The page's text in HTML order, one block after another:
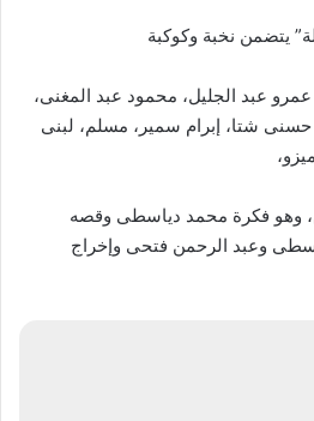
يتضمن نخبة وكوكبة
عبد الجليل، محمود عبد المغنى،
شتا، إبرام سمير، مسلم، لبنى
وهو فكرة محمد دياسطى وقصه
وعبد الرحمن فتحى وإخراج